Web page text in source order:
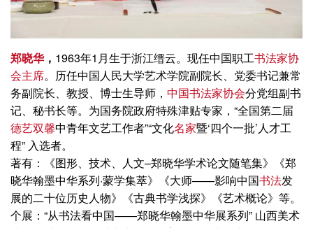
郑晓华， 1963年1月生于浙江缙云。现任中国职工书法家协
会主席。历任中国人民大学艺术学院副院长、党委书记兼常
务副院长、教授、博士生导师， 中国书法家协会分党组副书
记、秘书长等。为国务院政府特殊津贴专家，“全国第二届
德艺双馨中青年文艺工作者”“文化名家暨‘四个一批’人才工
程” 入选者。
著有：《图形、技术、人文–郑晓华学术论文随笔集》《郑
晓华翰墨中华系列·蒙学集萃》《大师——影响中国书法发
展的二十位历史人物》《古典书学浅探》《艺术概论》等。
个展：“从书法看中国——郑晓华翰墨中华展系列” 山西美术